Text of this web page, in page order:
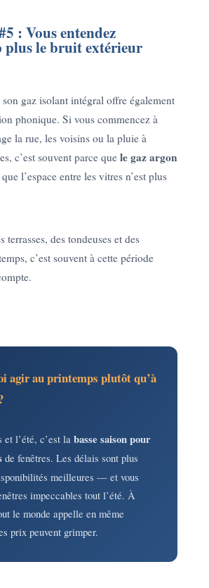
: Vous entendez
plus le bruit extérieur
gaz isolant intégral offre également
phonique. Si vous commencez à
la rue, les voisins ou la pluie à
c’est souvent parce que le gaz argon
l’espace entre les vitres n’est plus
terrasses, des tondeuses et des
c’est souvent à cette période
agir au printemps plutôt qu’à
l’été, c’est labasse saison pour
de fenêtres. Les délais sont plus
meilleures — et vous
impeccables tout l’été. À
le monde appelle en même
prix peuvent grimper.